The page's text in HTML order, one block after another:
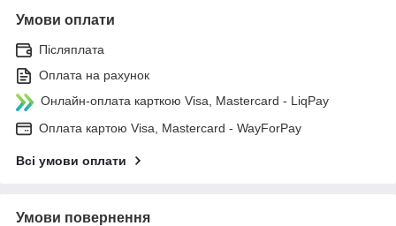
Умови оплати
Післяплата
Оплата на рахунок
Онлайн-оплата карткою Visa, Mastercard - LiqPay
Оплата картою Visa, Mastercard - WayForPay
Всі умови оплати
Умови повернення